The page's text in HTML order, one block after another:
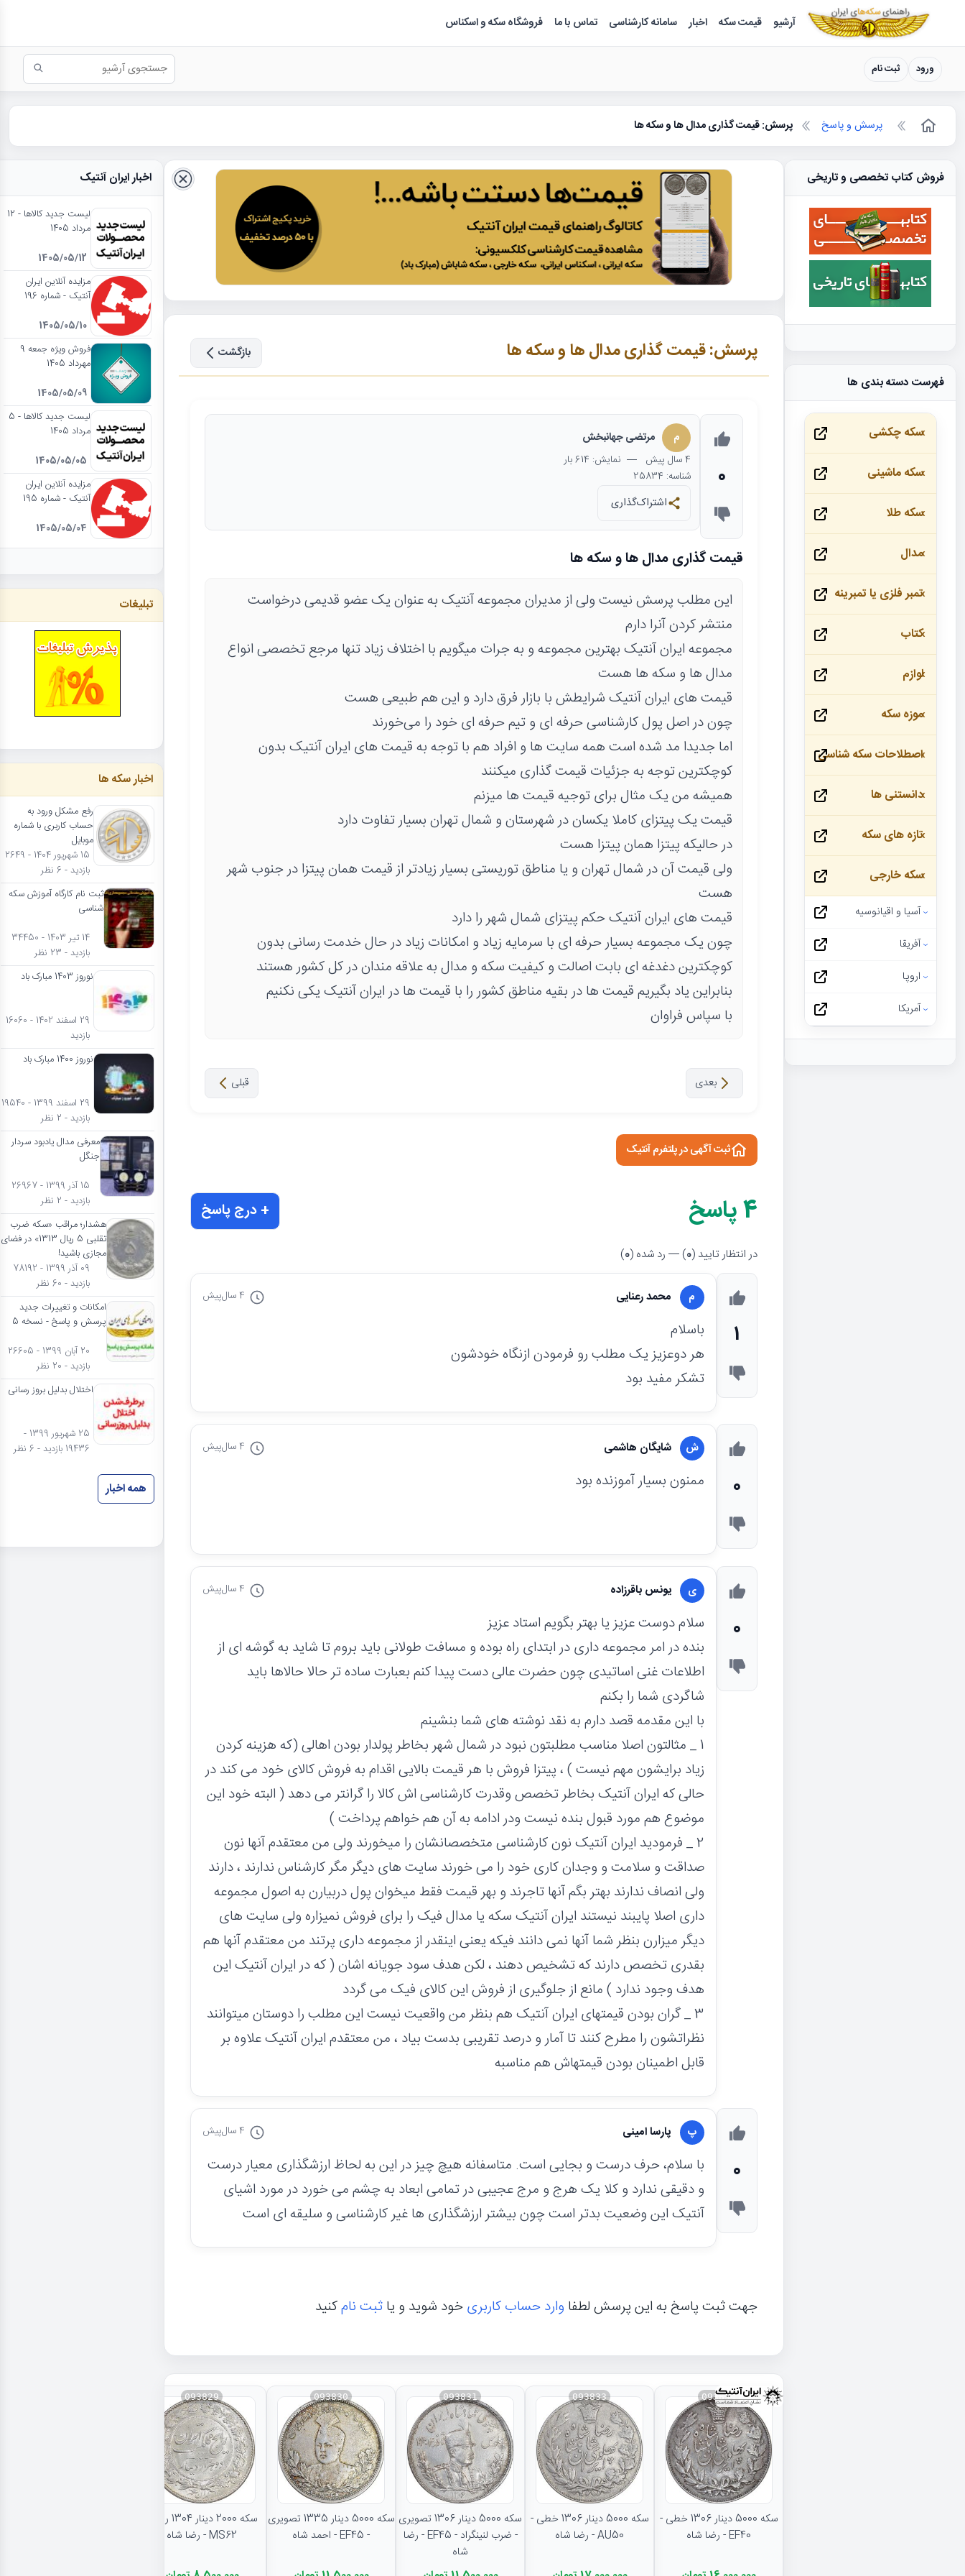
سکه ها ؛ راهنمای سکه شناسی
آرشیو قیمت سکه اخبار سامانه کارشناسی تماس با ما فروشگاه سکه و اسکناس
ورود ثبت نام
پرسش و پاسخ پرسش: قیمت گذاری مدال ها و سکه ها
پرسش: قیمت گذاری مدال ها و سکه ها بازگشت
0
م مرتضی جهانبخش
4 سال پیش — نمایش: 614 بار
شناسه: 25834
اشتراک‌گذاری
قیمت گذاری مدال ها و سکه ها
این مطلب پرسش نیست ولی از مدیران مجموعه آنتیک به عنوان یک عضو قدیمی درخواست
منتشر کردن آنرا دارم
مجموعه ایران آنتیک بهترین مجموعه و به جرات میگویم با اختلاف زیاد تنها مرجع تخصصی انواع
مدال ها و سکه ها هست
قیمت های ایران آنتیک شرایطش با بازار فرق دارد و این هم طبیعی هست
چون در اصل پول کارشناسی حرفه ای و تیم حرفه ای خود را می‌خورند
اما جدیدا مد شده است همه سایت ها و افراد هم با توجه به قیمت های ایران آنتیک بدون
کوچکترین توجه به جزئیات قیمت گذاری میکنند
همیشه من یک مثال برای توجیه قیمت ها میزنم
قیمت یک پیتزای کاملا یکسان در شهرستان و شمال تهران بسیار تفاوت دارد
در حالیکه پیتزا همان پیتزا هست
ولی قیمت آن در شمال تهران و یا مناطق توریستی بسیار زیادتر از قیمت همان پیتزا در جنوب شهر
هست
قیمت های ایران آنتیک حکم پیتزای شمال شهر را دارد
چون یک مجموعه بسیار حرفه ای با سرمایه زیاد و امکانات زیاد در حال خدمت رسانی بدون
کوچکترین دغدغه ای بابت اصالت و کیفیت سکه و مدال به علاقه مندان در کل کشور هستند
بنابراین یاد بگیریم قیمت ها در بقیه مناطق کشور را با قیمت ها در ایران آنتیک یکی نکنیم
با سپاس فراوان
قبلی بعدی
ثبت آگهی در پلتفرم آنتیک
4پاسخ + درج پاسخ
در انتظار تایید (0) — رد شده (0
)
1
م محمد رعنایی 4 سال پیش
باسلام
هر دوعزیز یک مطلب رو فرمودن ازنگاه خودشون
تشکر مفید بود
0
ش شایگان هاشمی 4 سال پیش
ممنون بسیار آموزنده بود
0
ی یونس باقرزاده 4 سال پیش
سلام دوست عزیز یا بهتر بگویم استاد عزیز
بنده در امر مجموعه داری در ابتدای راه بوده و مسافت طولانی باید بروم تا شاید به گوشه ای از
اطلاعات غنی اساتیدی چون حضرت عالی دست پیدا کنم بعبارت ساده تر حالا حالاها باید
شاگردی شما را بکنم
با این مقدمه قصد دارم به نقد نوشته های شما بنشینم
1 _ مثالتون اصلا مناسب مطلبتون نبود در شمال شهر بخاطر پولدار بودن اهالی (که هزینه کردن
زیاد برایشون مهم نیست ) ، پیتزا فروش با هر قیمت بالایی اقدام به فروش کالای خود می کند در
حالی که ایران آنتیک بخاطر تخصص وقدرت کارشناسی اش کالا را گرانتر می دهد ( البته خود این
موضوع هم مورد قبول بنده نیست ودر ادامه به آن هم خواهم پرداخت )
2 _ فرمودید ایران آنتیک نون کارشناسی متخصصانشان را میخورند ولی من معتقدم آنها نون
صداقت و سلامت و وجدان کاری خود را می خورند سایت های دیگر مگر کارشناس ندارند ، دارند
ولی انصاف ندارند بهتر بگم آنها تاجرند و بهر قیمت فقط میخوان پول دربیارن به اصول مجموعه
داری اصلا پایبند نیستند ایران آنتیک سکه یا مدال فیک را برای فروش نمیزاره ولی سایت های
دیگر میزارن بنظر شما آنها نمی دانند فیکه یعنی اینقدر از مجموعه داری پرتند من معتقدم آنها هم
بقدری تخصص دارند که تشخیص دهند ، لکن هدف سود جویانه اشان ( که در ایران آنتیک این
هدف وجود ندارد ) مانع از جلوگیری از فروش این کالای فیک می گردد
3 _ گران بودن قیمتهای ایران آنتیک هم بنظر من واقعیت نیست این مطلب را دوستان میتوانند
نظراتشون را مطرح کنند تا آمار و درصد تقریبی بدست بیاد ، من معتقدم ایران آنتیک علاوه بر
قابل اطمینان بودن قیمتهاش هم مناسبه
0
پ پارسا امینی 4 سال پیش
با سلام، حرف درست و بجایی است. متاسفانه هیچ چیز در این به لحاظ ارزشگذاری معیار درست
و دقیقی ندارد و کلا یک هرج و مرج عجیبی در تمامی ابعاد به چشم می خورد در مورد اشیای
آنتیک این وضعیت بدتر است چون بیشتر ارزشگذاری ها غیر کارشناسی و سلیقه ای است
جهت ثبت پاسخ به این پرسش لطفا وارد حساب کاربریخود شوید و یاثبت نامکنید
093834
سکه 5000 دینار 1306 خطی -
EF40 - رضا شاه
093833
سکه 5000 دینار 1306 خطی -
AU50 - رضا شاه
093831
سکه 5000 دینار 1306 تصویری
- ضرب لنینگراد - EF45 - رضا
شاه
093830
سکه 5000 دینار 1335 تصویری
- EF45 - احمد شاه
093829
سکه 2000 دینار 1304 رایج -
MS62 - رضا شاه
اخبار ایران آنتیک
لیست جدید کالاها - 12
مرداد 1405
1405/05/12
مزایده آنلاین ایران
آنتیک - شماره 196
1405/05/10
فروش ویژه جمعه 9
مهرداد 1405
1405/05/09
لیست جدید کالاها - 5
مرداد 1405
1405/05/05
مزایده آنلاین ایران
آنتیک - شماره 195
1405/05/04
تبلیغات
اخبار سکه ها
رفع مشکل ورود به
حساب کاربری با شماره
موبایل
15 شهریور 1404 - 2649
بازدید - 6 نظر
ثبت نام کارگاه آموزش سکه
شناسی
14 تیر 1403 - 34450
بازدید - 23 نظر
نوروز 1403 مبارک باد
29 اسفند 1402 - 16060
بازدید
نوروز 1400 مبارک باد
29 اسفند 1399 - 19540
بازدید - 2 نظر
معرفی مدال یادبود سردار
جنگل
15 آذر 1399 - 26967
بازدید - 2 نظر
هشدار؛ مراقب «سکه ضرب
تقلبی 5 ریال 1313» در فضای
مجازی باشید!
09 آذر 1399 - 78192
بازدید - 60 نظر
امکانات و تغییرات جدید
پرسش و پاسخ - نسخه 5
20 آبان 1399 - 26605
بازدید - 20 نظر
اختلال بدلیل بروز رسانی
25 شهریور 1399 -
19436 بازدید - 6 نظر
همه اخبار
فروش کتاب تخصصی و تاریخی
فهرست دسته بندی ها
سکه چکشی
سکه ماشینی
سکه طلا
مدال
تمبر فلزی یا تمبرینه
کتاب
لوازم
موزه سکه
اصطلاحات سکه شناسی
دانستنی ها
تازه های سکه
سکه خارجی
آسیا و اقیانوسیه
آفریقا
اروپا
آمریکا